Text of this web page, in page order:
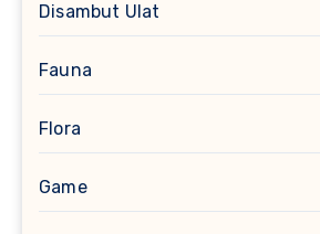
Disambut Ulat
Fauna
Flora
Game